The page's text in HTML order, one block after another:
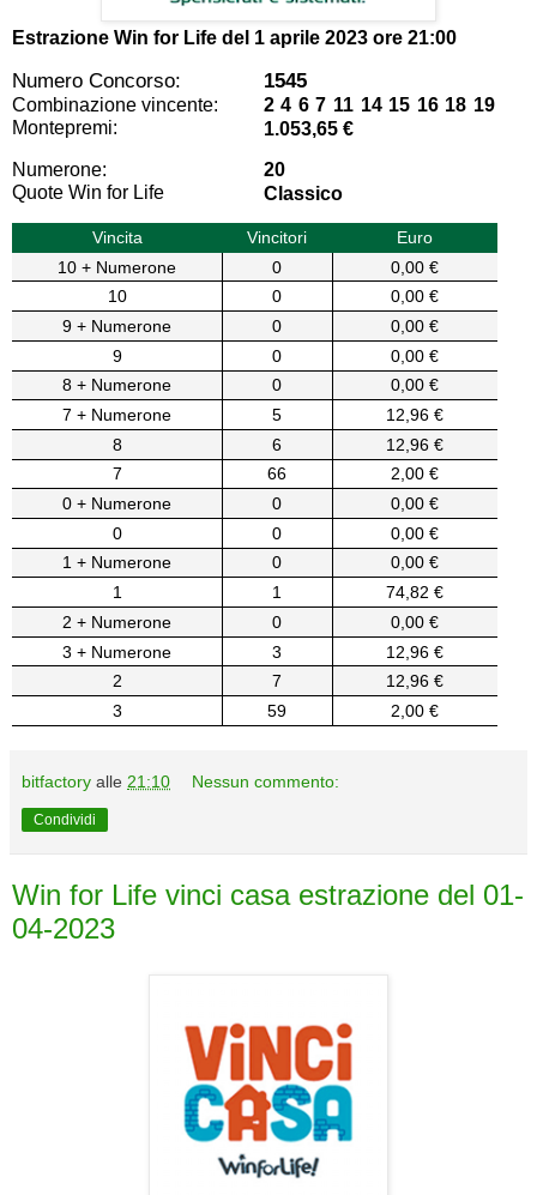
Estrazione Win for Life del 1 aprile 2023 ore 21:00
Numero Concorso: 1545
Combinazione vincente:
2 4 6 7 11 14 15 16 18 19
Montepremi:
1.053,65 €
Numerone:
20
Quote Win for Life
Classico
Vincita Vincitori
Euro
10 + Numerone
0
0,00 €
10
0
0,00 €
9 + Numerone
0
0,00 €
9
0
0,00 €
8 + Numerone
0
0,00 €
7 + Numerone
5
12,96 €
8
6
12,96 €
7
66
2,00 €
0 + Numerone
0
0,00 €
0
0
0,00 €
1 + Numerone
0
0,00 €
1
1
74,82 €
2 + Numerone
0
0,00 €
3 + Numerone
3
12,96 €
2
7
12,96 €
3
59 2,00 €
bitfactory alle 21:10 Nessun commento:
Condividi
Win for Life vinci casa estrazione del 01-
04-2023